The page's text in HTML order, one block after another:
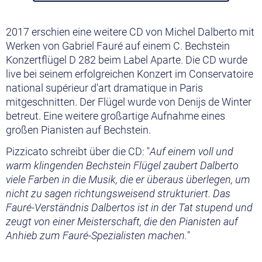
2017 erschien eine weitere CD von Michel Dalberto mit
Werken von Gabriel Fauré auf einem C. Bechstein
Konzertflügel D 282 beim Label Aparte. Die CD wurde
live bei seinem erfolgreichen Konzert im Conservatoire
national supérieur d'art dramatique in Paris
mitgeschnitten. Der Flügel wurde von Denijs de Winter
betreut. Eine weitere großartige Aufnahme eines
großen Pianisten auf Bechstein.
Pizzicato schreibt über die CD: "Auf einem voll und
warm klingenden Bechstein Flügel zaubert Dalberto
viele Farben in die Musik, die er überaus überlegen, um
nicht zu sagen richtungsweisend strukturiert. Das
Fauré-Verständnis Dalbertos ist in der Tat stupend und
zeugt von einer Meisterschaft, die den Pianisten auf
Anhieb zum Fauré-Spezialisten machen."